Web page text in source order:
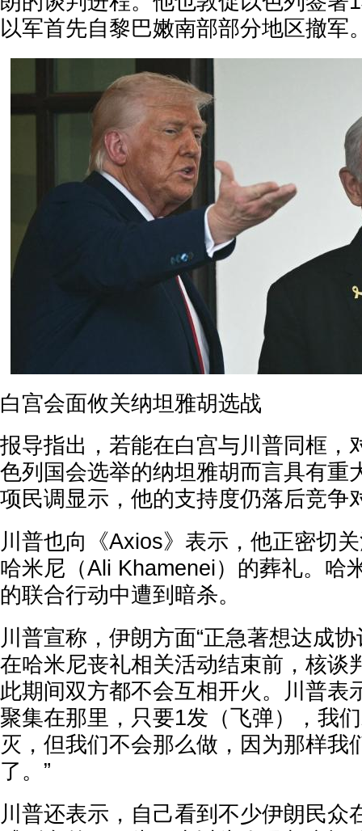
以军首先自黎巴嫩南部部分地区撤军
白宫会面攸关纳坦雅胡选战
报导指出，若能在白宫与川普同框，
色列国会选举的纳坦雅胡而言具有重
项民调显示，他的支持度仍落后竞争
川普也向《Axios》表示，他正密切
哈米尼（Ali Khamenei）的葬礼。哈
的联合行动中遭到暗杀。
川普宣称，伊朗方面“正急著想达成
在哈米尼丧礼相关活动结束前，核谈
此期间双方都不会互相开火。川普表
聚集在那里，只要1发（飞弹），我
灭，但我们不会那么做，因为那样我
了。”
川普还表示，自己看到不少伊朗民众